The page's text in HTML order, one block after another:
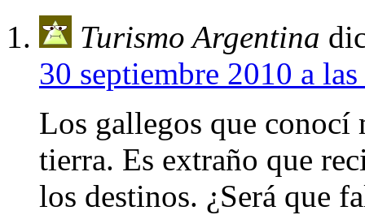
Turismo Argentina
30 septiembre 2010 a
Los gallegos que conocí
tierra. Es extraño que
los destinos. ¿Será que